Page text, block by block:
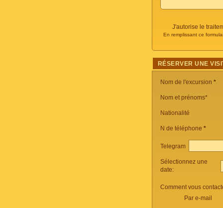
J'autorise le
En remplissant ce
RÉSERVER UNE
Nom de l'excursion *
Nom et prénoms*
Nationalité
N de téléphone *
Telegram
Sélectionnez une
date:
Comment vous
Par e-mail